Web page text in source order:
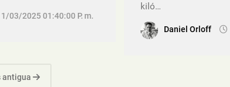
1/03/2025 01:40:00 P. M.
kiló…
Daniel Orloff
antigua